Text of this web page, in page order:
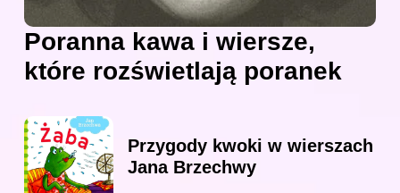
Poranna kawa i wiersze,
które rozświetlają poranek
Przygody kwoki w wierszach
Jana Brzechwy